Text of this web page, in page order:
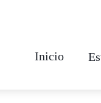
Inicio